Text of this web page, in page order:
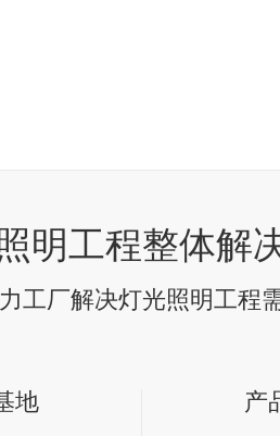
明工程整体解
工厂解决灯光照明工程
地 产